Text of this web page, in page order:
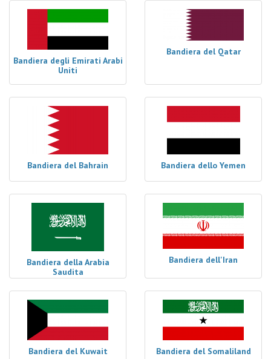
Bandiera degli Emirati Arabi
Uniti
Bandiera del Qatar
Bandiera del Bahrain Bandiera dello Yemen
Bandiera della Arabia
Saudita
Bandiera dell'Iran
Bandiera del Kuwait Bandiera del Somaliland